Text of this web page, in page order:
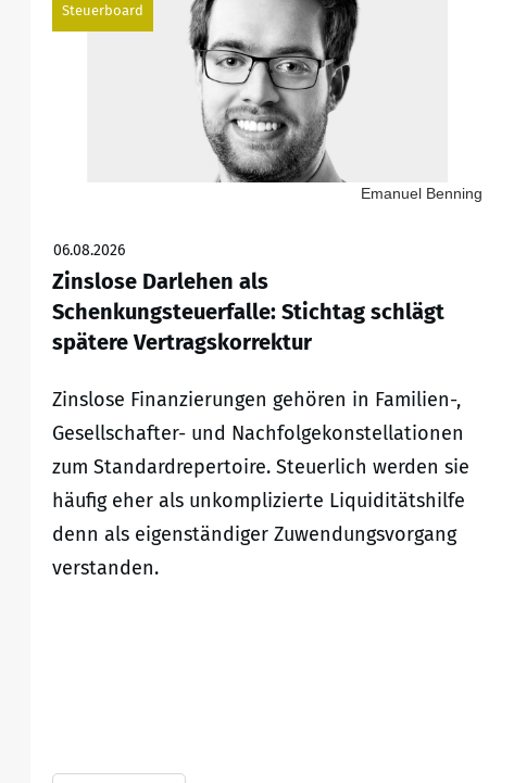
Steuerboard
Emanuel Benning
06.08.2026
Zinslose Darlehen als
Schenkungsteuerfalle: Stichtag schlägt
spätere Vertragskorrektur
Zinslose Finanzierungen gehören in Familien-,
Gesellschafter- und Nachfolgekonstellationen
zum Standardrepertoire. Steuerlich werden sie
häufig eher als unkomplizierte Liquiditätshilfe
denn als eigenständiger Zuwendungsvorgang
verstanden.